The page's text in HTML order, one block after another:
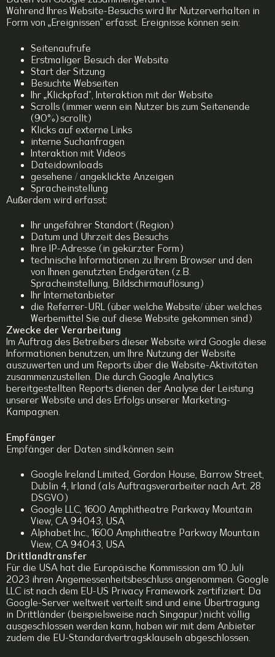
Während Ihres Website-Besuchs wird Ihr Nutzerverhalten in
Form von „Ereignissen“ erfasst. Ereignisse können sein:
Seitenaufrufe
Erstmaliger Besuch der Website
Start der Sitzung
Besuchte Webseiten
Ihr „Klickpfad“, Interaktion mit der Website
Scrolls (immer wenn ein Nutzer bis zum Seitenende
(90%) scrollt)
Klicks auf externe Links
interne Suchanfragen
Interaktion mit Videos
Dateidownloads
gesehene / angeklickte Anzeigen
Spracheinstellung
Außerdem wird erfasst:
Ihr ungefährer Standort (Region)
Datum und Uhrzeit des Besuchs
Ihre IP-Adresse (in gekürzter Form)
technische Informationen zu Ihrem Browser und den
von Ihnen genutzten Endgeräten (z.B.
Spracheinstellung, Bildschirmauflösung)
Ihr Internetanbieter
die Referrer-URL (über welche Website/ über welches
Werbemittel Sie auf diese Website gekommen sind)
Zwecke der Verarbeitung
Im Auftrag des Betreibers dieser Website wird Google diese
Informationen benutzen, um Ihre Nutzung der Website
auszuwerten und um Reports über die Website-Aktivitäten
zusammenzustellen. Die durch Google Analytics
bereitgestellten Reports dienen der Analyse der Leistung
unserer Website und des Erfolgs unserer Marketing-
Kampagnen.
Empfänger
Empfänger der Daten sind/können sein
Google Ireland Limited, Gordon House, Barrow Street,
Dublin 4, Irland (als Auftragsverarbeiter nach Art. 28
DSGVO)
Google LLC, 1600 Amphitheatre Parkway Mountain
View, CA 94043, USA
Alphabet Inc., 1600 Amphitheatre Parkway Mountain
View, CA 94043, USA
Drittlandtransfer
Für die USA hat die Europäische Kommission am 10.Juli
2023 ihren Angemessenheitsbeschluss angenommen. Google
LLC ist nach dem EU-US Privacy Framework zertifiziert. Da
Google-Server weltweit verteilt sind und eine Übertragung
in Drittländer (beispielsweise nach Singapur) nicht völlig
ausgeschlossen werden kann, haben wir mit dem Anbieter
zudem die EU-Standardvertragsklauseln abgeschlossen.